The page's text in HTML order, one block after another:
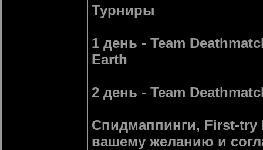
Турниры
1 день - Team
Earth
2 день - Team
Спидмаппинги, First-try
вашему желанию и